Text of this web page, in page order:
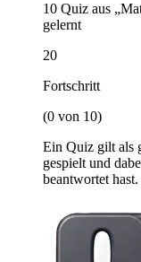
10 Quiz aus
gelernt
20
Fortschritt
(0 von 10)
Ein Quiz gilt als
gespielt und
beantwortet hast.